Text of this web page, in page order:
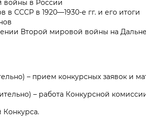
войны в России
СССР в 1920—1930-е гг. и его итоги
Второй мировой войны на
– прием конкурсных заявок и
– работа Конкурсной